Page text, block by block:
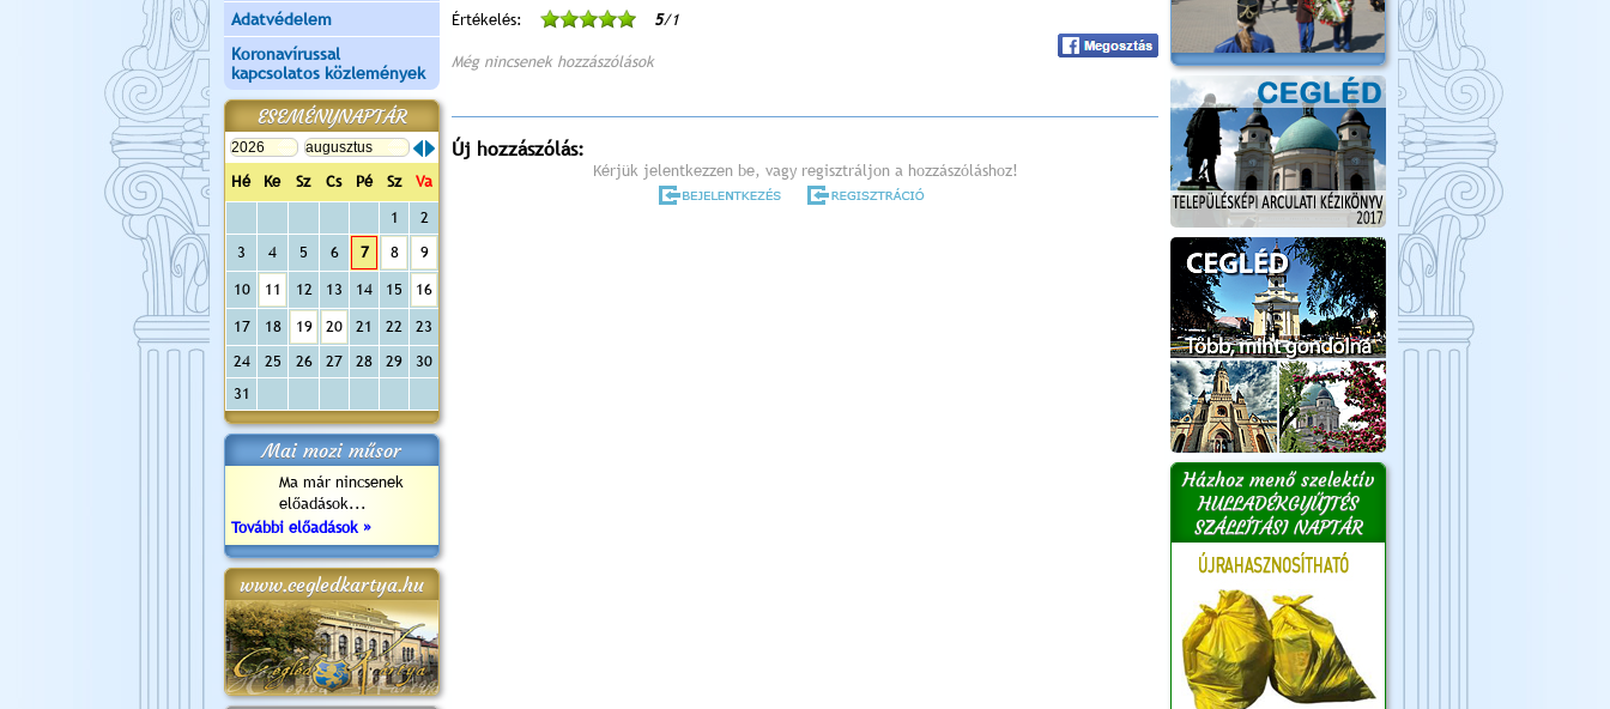
Adatvédelem
Koronavírussal
kapcsolatos közlemények
ESEMÉNYNAPTÁR
Hé Ke Sz Cs Pé Sz
Va
1
2
3
4 5 6 7 8 9
10 11 12 13 14 15 16
17 18 19 20 21 22
23
24
25 26 27 28 29
30
31
Mai mozi műsor
Ma már nincsenek
előadások...
További előadások »
www.cegledkartya.hu
Értékelés:
5/1
Még nincsenek hozzászólások
Új hozzászólás:
Kérjük jelentkezzen be, vagy regisztráljon a hozzászóláshoz!
Házhoz menő szelektív
HULLADÉKGYŰJTÉS
SZÁLLÍTÁSI NAPTÁR